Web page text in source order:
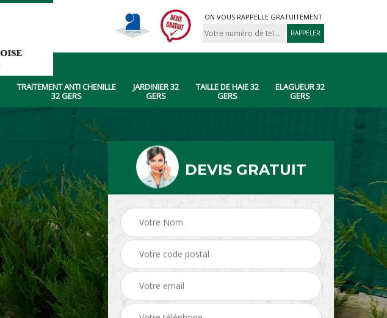
ON VOUS RAPPELLE GRATUITEMENT
TRAITEMENT ANTI CHENILLE
32 GERS
JARDINIER 32
GERS
TAILLE DE HAIE 32
GERS
ELAGUEUR 32
GERS
DEVIS GRATUIT